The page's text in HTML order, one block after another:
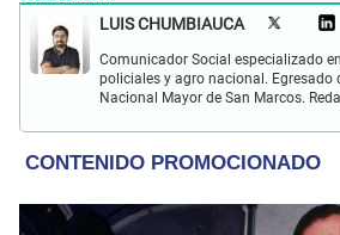
LUIS CHUMBIAUCA
Comunicador Social especializado
policiales y agro nacional. Egresado
Nacional Mayor de San Marcos.
Sociología, Historia, Matemáticas,
películas y series.